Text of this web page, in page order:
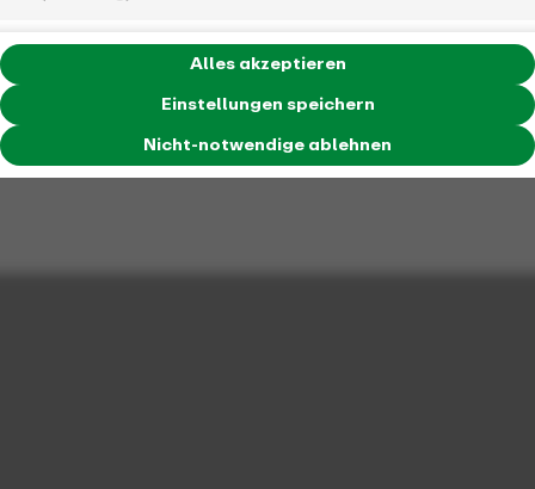
Einstellungen speichern
Nicht-notwendige ablehnen
Alles akzeptieren